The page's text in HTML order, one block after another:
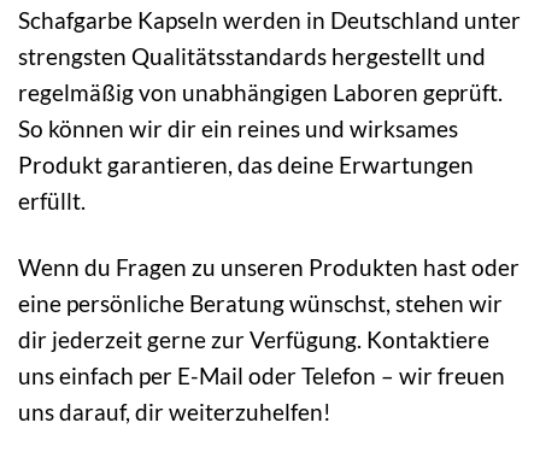
Schafgarbe Kapseln werden in Deutschland unter
strengsten Qualitätsstandards hergestellt und
regelmäßig von unabhängigen Laboren geprüft.
So können wir dir ein reines und wirksames
Produkt garantieren, das deine Erwartungen
erfüllt.
Wenn du Fragen zu unseren Produkten hast oder
eine persönliche Beratung wünschst, stehen wir
dir jederzeit gerne zur Verfügung. Kontaktiere
uns einfach per E-Mail oder Telefon – wir freuen
uns darauf, dir weiterzuhelfen!